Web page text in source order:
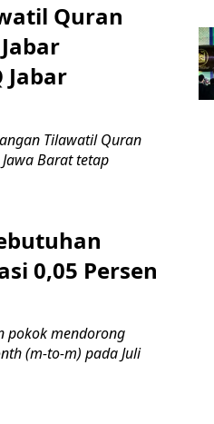
Quran
Jabar
Tilawatil Quran
Barat tetap
0,05 Persen
pokok mendorong
(m-to-m) pada Juli